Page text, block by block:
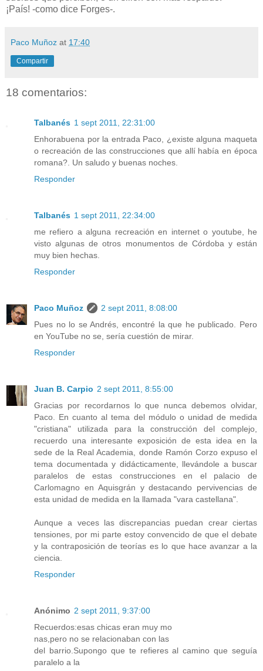
¡País! -como dice Forges-.
Paco Muñoz at 17:40
Compartir
18 comentarios:
Talbanés 1 sept 2011, 22:31:00
Enhorabuena por la entrada Paco, ¿existe alguna maqueta
o recreación de las construcciones que allí había en época
romana?. Un saludo y buenas noches.
Responder
Talbanés 1 sept 2011, 22:34:00
me refiero a alguna recreación en internet o youtube, he
visto algunas de otros monumentos de Córdoba y están
muy bien hechas.
Responder
Paco Muñoz
2 sept 2011, 8:08:00
Pues no lo se Andrés, encontré la que he publicado. Pero
en YouTube no se, sería cuestión de mirar.
Responder
Juan B. Carpio 2 sept 2011, 8:55:00
Gracias por recordarnos lo que nunca debemos olvidar,
Paco. En cuanto al tema del módulo o unidad de medida
"cristiana" utilizada para la construcción del complejo,
recuerdo una interesante exposición de esta idea en la
sede de la Real Academia, donde Ramón Corzo expuso el
tema documentada y didácticamente, llevándole a buscar
paralelos de estas construcciones en el palacio de
Carlomagno en Aquisgrán y destacando pervivencias de
esta unidad de medida en la llamada "vara castellana".
Aunque a veces las discrepancias puedan crear ciertas
tensiones, por mi parte estoy convencido de que el debate
y la contraposición de teorías es lo que hace avanzar a la
ciencia.
Responder
Anónimo 2 sept 2011, 9:37:00
Recuerdos:esas chicas eran muy mo
nas,pero no se relacionaban con las
del barrio.Supongo que te refieres al camino que seguía
paralelo a la